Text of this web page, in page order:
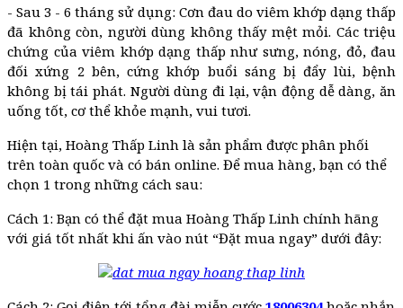
- Sau 3 - 6 tháng sử dụng: Cơn đau do viêm khớp dạng thấp
đã không còn, người dùng không thấy mệt mỏi. Các triệu
chứng của viêm khớp dạng thấp như sưng, nóng, đỏ, đau
đối xứng 2 bên, cứng khớp buổi sáng bị đẩy lùi, bệnh
không bị tái phát. Người dùng đi lại, vận động dễ dàng, ăn
uống tốt, cơ thể khỏe mạnh, vui tươi.
Hiện tại, Hoàng Thấp Linh là sản phẩm được phân phối
trên toàn quốc và có bán online. Để mua hàng, bạn có thể
chọn 1 trong những cách sau:
Cách 1: Bạn có thể đặt mua Hoàng Thấp Linh chính hãng
với giá tốt nhất khi ấn vào nút “Đặt mua ngay” dưới đây: